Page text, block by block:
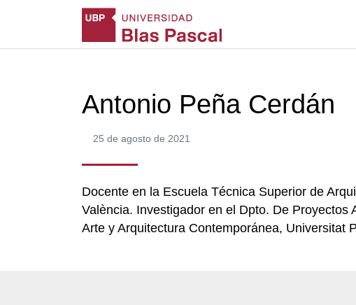
Antonio Peña Cerdán
25 de agosto de 2021
Docente en la Escuela Técnica Superior de
València. Investigador en el Dpto. De
Arte y Arquitectura Contemporánea, Universitat